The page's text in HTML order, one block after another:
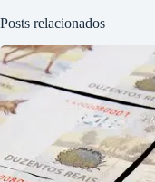
Posts relacionados